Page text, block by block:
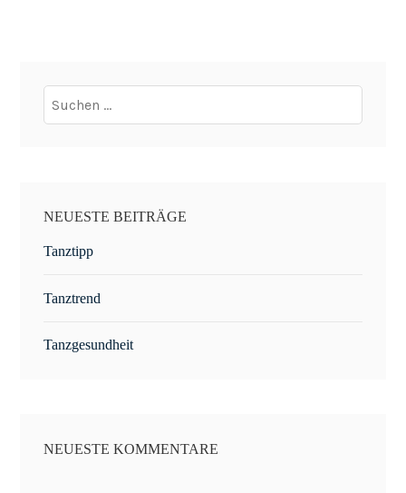
Suchen
nach:
NEUESTE BEITRÄGE
Tanztipp
Tanztrend
Tanzgesundheit
NEUESTE KOMMENTARE